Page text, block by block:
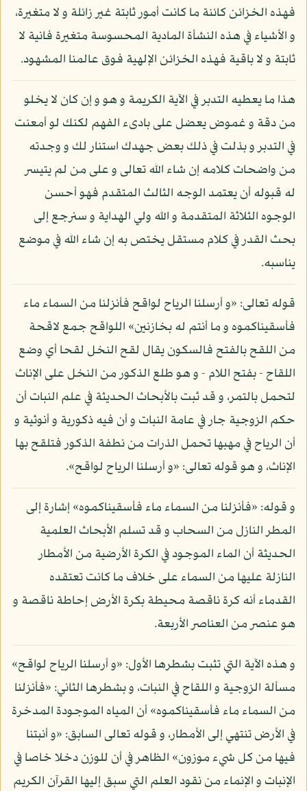
فهذه الخزائن كائنة ما كانت أمور ثابتة غير زائلة و لا متغيرة،
و الأشياء في هذه النشأة المادية المحسوسة متغيرة فانية لا
ثابتة و لا باقية فهذه الخزائن الإلهية فوق عالمنا المشهود.
هذا ما يعطيه التدبر في الآية الكريمة و هو و إن كان لا يخلو
من دقة و غموض يعضل على بادىء الفهم لكنك لو أمعنت
في التدبر و بذلت في ذلك بعض جهدك استنار لك و وجدته
من واضحات كلامه إن شاء الله تعالى و على من لم يتيسر
له قبوله أن يعتمد الوجه الثالث المتقدم فهو أحسن
الوجوه الثلاثة المتقدمة و الله ولي الهداية و سنرجع إلى
بحث القدر في كلام مستقل يختص به إن شاء الله في موضع
يناسبه.
قوله تعالى: «و أرسلنا الرياح لواقح فأنزلنا من السماء ماء
فأسقيناكموه و ما أنتم له بخازنين» اللواقح جمع لاقحة
من اللقح بالفتح فالسكون يقال لقح النخل لقحا أي وضع
اللقاح - بفتح اللام - و هو طلع الذكور من النخل على الإناث
لتحمل بالتمر، و قد ثبت بالأبحاث الحديثة في علم النبات أن
حكم الزوجية جار في عامة النبات و أن فيه ذكورية و أنوثية و
أن الرياح في مهبها تحمل الذرات من نطفة الذكور فتلقح بها
الإناث، و هو قوله تعالى: «و أرسلنا الرياح لواقح».
و قوله: «فأنزلنا من السماء ماء فأسقيناكموه» إشارة إلى
المطر النازل من السحاب و قد تسلم الأبحاث العلمية
الحديثة أن الماء الموجود في الكرة الأرضية من الأمطار
النازلة عليها من السماء على خلاف ما كانت تعتقده
القدماء أنه كرة ناقصة محيطة بكرة الأرض إحاطة ناقصة و
هو عنصر من العناصر الأربعة.
و هذه الآية التي تثبت بشطرها الأول: «و أرسلنا الرياح لواقح»
مسألة الزوجية و اللقاح في النبات، و بشطرها الثاني: «فأنزلنا
من السماء ماء فأسقيناكموه» أن المياه الموجودة المدخرة
في الأرض تنتهي إلى الأمطار، و قوله تعالى السابق: «و أنبتنا
فيها من كل شيء موزون» الظاهر في أن للوزن دخلا خاصا في
الإنبات و الإنماء من نقود العلم التي سبق إليها القرآن الكريم